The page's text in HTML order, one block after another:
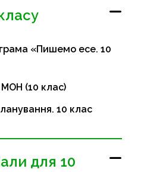
«Пишемо есе. 10
(10 клас)
10 клас
для 10